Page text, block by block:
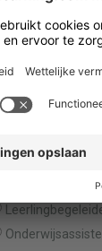
Leerkracht
Leerkracht
Directeur